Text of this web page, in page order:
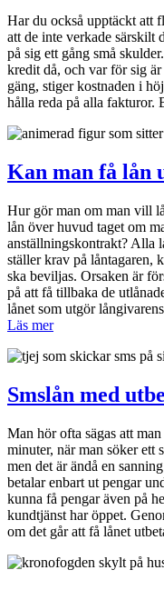
Har du också upptäckt att
att de inte verkade särskilt
på sig ett gång små
kredit då, och var för sig
gäng, stiger kostnaden i
hålla reda på alla fakturor.
Kan man få lån
Hur gör man om man vill
lån över huvud taget om
anställningskontrakt? Alla
ställer krav på låntagaren,
ska beviljas. Orsaken är
på att få tillbaka de
lånet som utgör
Läs mer
Smslån med
Man hör ofta sägas att
minuter, när man söker ett
men det är ändå en
betalar enbart ut pengar
kunna få pengar även på
kundtjänst har öppet.
om det går att få lånet